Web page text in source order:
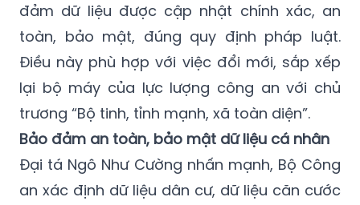
đảm dữ liệu được cập nhật chính xác, an
toàn, bảo mật, đúng quy định pháp luật.
Điều này phù hợp với việc đổi mới, sắp xếp
lại bộ máy của lực lượng công an với chủ
trương “Bộ tinh, tỉnh mạnh, xã toàn diện”.
Bảo đảm an toàn, bảo mật dữ liệu cá nhân
Đại tá Ngô Như Cường nhấn mạnh, Bộ Công
an xác định dữ liệu dân cư, dữ liệu căn cước